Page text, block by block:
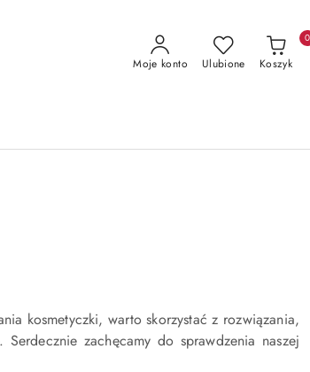
Moje konto Ulubione Koszyk
0
kosmetyczki, warto skorzystać z rozwiązania,
zachęcamy do sprawdzenia naszej